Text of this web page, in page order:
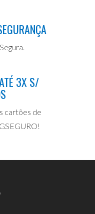
3X S/
cartões de